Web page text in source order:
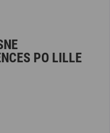
PO LILLE